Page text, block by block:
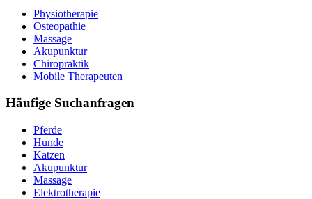
Physiotherapie
Osteopathie
Massage
Akupunktur
Chiropraktik
Mobile Therapeuten
Häufige Suchanfragen
Pferde
Hunde
Katzen
Akupunktur
Massage
Elektrotherapie